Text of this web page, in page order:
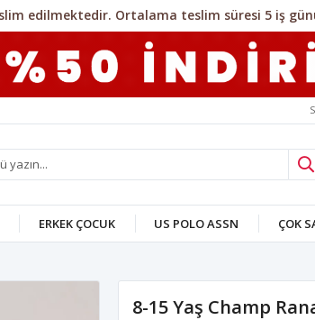
ERKEK ÇOCUK US POLO ASSN ÇOK
8-15 Yaş Champ